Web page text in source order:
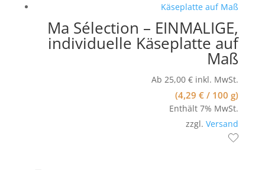
Ma Sélection – EINMALIGE,
individuelle Käseplatte auf
Maß
Ab 25,00€ inkl. MwSt.
(4,29€ / 100 g)
Enthält 7% MwSt.
zzgl.Versand